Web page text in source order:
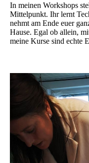
In meinen Workshops
Mittelpunkt. Ihr lernt
nehmt am Ende euer
Hause. Egal ob allein,
meine Kurse sind echte